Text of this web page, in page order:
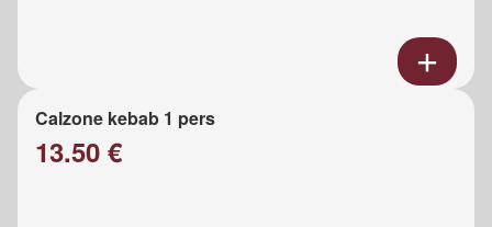
Calzone kebab 1 pers
13.50 €